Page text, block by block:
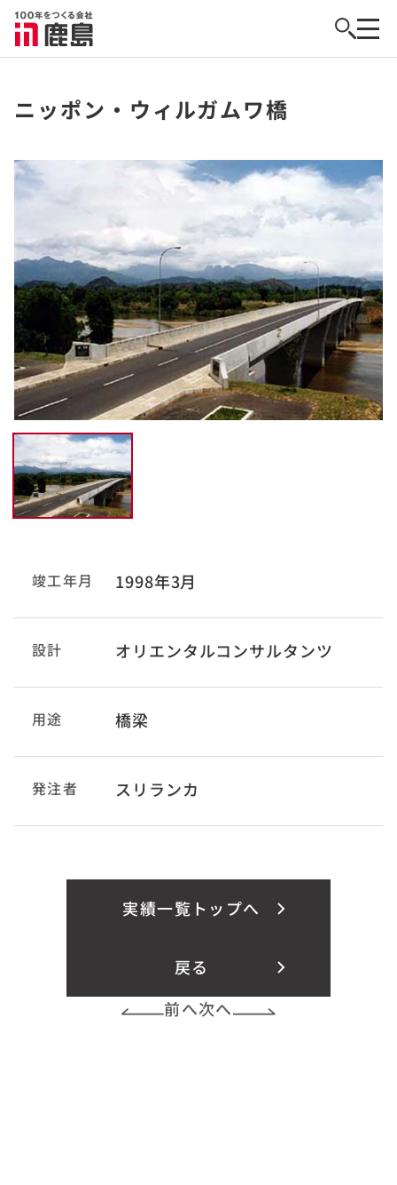
ニッポン・ウィルガムワ橋
竣工年月 1998年3月
設計 オリエンタルコンサルタンツ
用途 橋梁
発注者 スリランカ
実績一覧トップへ
戻る
前へ次へ